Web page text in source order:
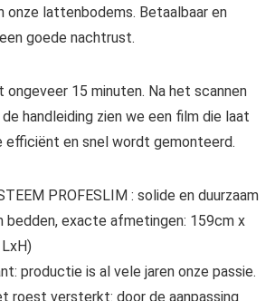
onze lattenbodems. Betaalbaar en
goede nachtrust.
ongeveer 15 minuten. Na het scannen
handleiding zien we een film die laat
efficiënt en snel wordt gemonteerd.
PROFESLIM : solide en duurzaam
bedden, exacte afmetingen: 159cm x
productie is al vele jaren onze passie.
roest versterkt: door de aanpassing